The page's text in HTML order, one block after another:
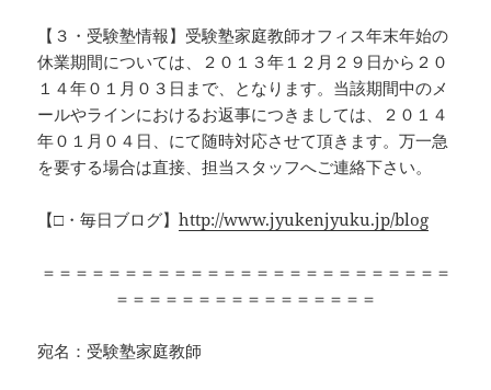
【３・受験塾情報】受験塾家庭教師オフィス年末年始の
休業期間については、２０１３年１２月２９日から２０
１４年０１月０３日まで、となります。当該期間中のメ
ールやラインにおけるお返事につきましては、２０１４
年０１月０４日、にて随時対応させて頂きます。万一急
を要する場合は直接、担当スタッフへご連絡下さい。
【□・毎日ブログ】http://www.jyukenjyuku.jp/blog
＝＝＝＝＝＝＝＝＝＝＝＝＝＝＝＝＝＝＝＝＝＝＝＝＝
＝＝＝＝＝＝＝＝＝＝＝＝＝＝＝＝
宛名：受験塾家庭教師